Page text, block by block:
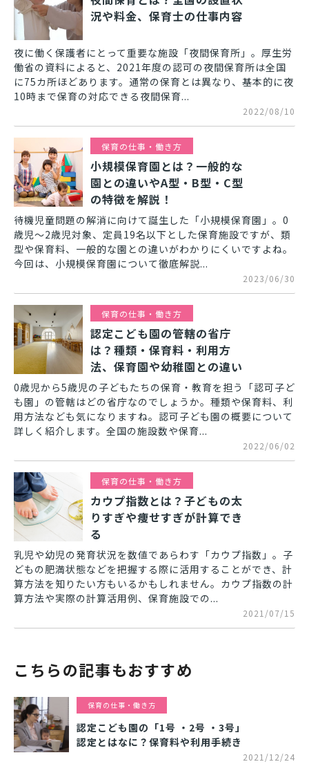
況や料金、保育士の仕事内容
夜に働く保護者にとって重要な施設「夜間保育所」。厚生労
働省の資料によると、2021年度の認可の夜間保育所は全国
に75カ所ほどあります。通常の保育とは異なり、基本的に夜
10時まで保育の対応できる夜間保育...
2022/08/10
保育の仕事・働き方
小規模保育園とは？一般的な
園との違いやA型・B型・C型
の特徴を解説！
待機児童問題の解消に向けて誕生した「小規模保育園」。0
歳児～2歳児対象、定員19名以下とした保育施設ですが、類
型や保育料、一般的な園との違いがわかりにくいですよね。
今回は、小規模保育園について徹底解説...
2023/06/30
保育の仕事・働き方
認定こども園の管轄の省庁
は？種類・保育料・利用方
法、保育園や幼稚園との違い
0歳児から5歳児の子どもたちの保育・教育を担う「認可子ど
も園」の管轄はどの省庁なのでしょうか。種類や保育料、利
用方法なども気になりますね。認可子ども園の概要について
詳しく紹介します。全国の施設数や保育...
2022/06/02
保育の仕事・働き方
カウプ指数とは？子どもの太
りすぎや痩せすぎが計算でき
る
乳児や幼児の発育状況を数値であらわす「カウプ指数」。子
どもの肥満状態などを把握する際に活用することができ、計
算方法を知りたい方もいるかもしれません。カウプ指数の計
算方法や実際の計算活用例、保育施設での...
2021/07/15
こちらの記事もおすすめ
保育の仕事・働き方
認定こども園の「1号 ・2号 ・3号」
認定とはなに？保育料や利用手続き
2021/12/24